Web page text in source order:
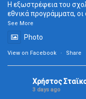
Η εξωστρέφεια του
εθνικά προγράμματα, οι
See More
Photo
View on Facebook · Share
Χρήστος
3 days ago